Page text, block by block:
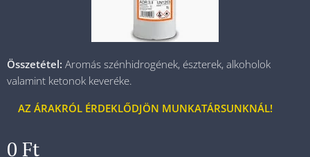
Összetétel: Aromás szénhidrogének, észterek, alkoholok
valamint ketonok keveréke.
AZ ÁRAKRÓL ÉRDEKLŐDJÖN MUNKATÁRSUNKNÁL!
0 Ft